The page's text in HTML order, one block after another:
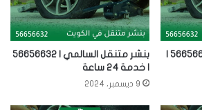
بنشر متنقل كاظمة | 56656632 |
بنشر متنقل السالمي | 56656632
| خدمة 24 ساعة
9 ديسمبر، 2024